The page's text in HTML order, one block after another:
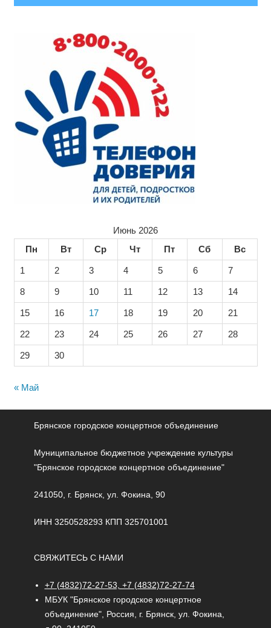
Июнь 2026
Пн
Вт Ср Чт Пт Сб Вс
1 2 3 4 5 6 7
8 9 10 11 12 13 14
15 16 17 18 19 20 21
22 23 24 25 26 27 28
29 30
« Май
Брянское городское концертное объединение
Муниципальное бюджетное учреждение культуры
"Брянское городское концертное объединение"
241050, г. Брянск, ул. Фокина, 90
ИНН 3250528293 КПП 325701001
СВЯЖИТЕСЬ С НАМИ
+7 (4832)72-27-53, +7 (4832)72-27-74
МБУК "Брянское городское концертное
объединение", Россия, г. Брянск, ул. Фокина,